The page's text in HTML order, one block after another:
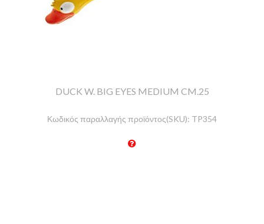
DUCK W. BIG EYES MEDIUM CM.25
Κωδικός παραλλαγής προϊόντος(SKU): TP354